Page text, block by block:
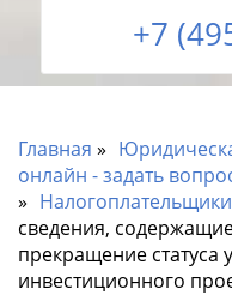
+7
Главная
онлайн - задать
Налогоплательщики
сведения,
прекращение статуса
инвестиционного